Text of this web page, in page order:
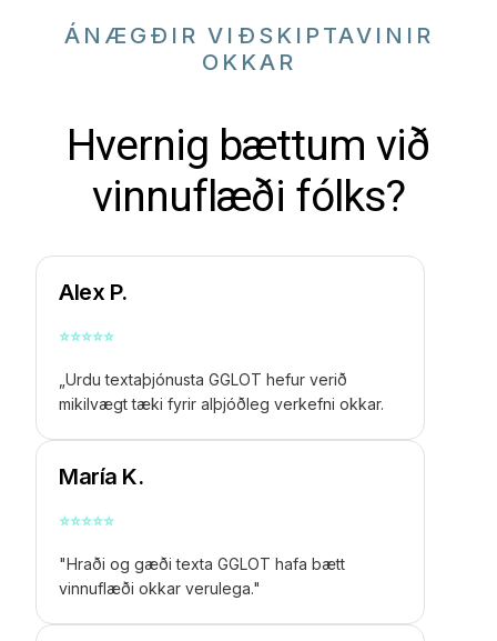
ÁNÆGÐIR VIÐSKIPTAVINIR
OKKAR
Hvernig bættum við
vinnuflæði fólks?
Alex P.
⭐⭐⭐⭐⭐
„Urdu textaþjónusta GGLOT hefur verið
mikilvægt tæki fyrir alþjóðleg verkefni okkar.
María K.
⭐⭐⭐⭐⭐
"Hraði og gæði texta GGLOT hafa bætt
vinnuflæði okkar verulega."